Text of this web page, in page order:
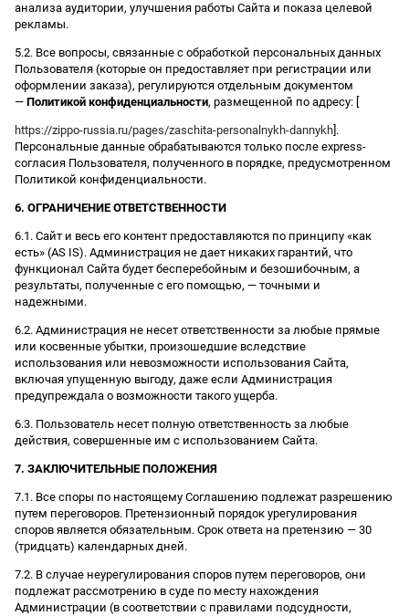
анализа аудитории, улучшения работы Сайта и показа целевой
рекламы.
5.2. Все вопросы, связанные с обработкой персональных данных
Пользователя (которые он предоставляет при регистрации или
оформлении заказа), регулируются отдельным документом
— Политикой конфиденциальности, размещенной по адресу: [
https://zippo-russia.ru/pages/zaschita-personalnykh-dannykh ].
Персональные данные обрабатываются только после express-
согласия Пользователя, полученного в порядке, предусмотренном
Политикой конфиденциальности.
6. ОГРАНИЧЕНИЕ ОТВЕТСТВЕННОСТИ
6.1. Сайт и весь его контент предоставляются по принципу «как
есть» (AS IS). Администрация не дает никаких гарантий, что
функционал Сайта будет бесперебойным и безошибочным, а
результаты, полученные с его помощью, — точными и
надежными.
6.2. Администрация не несет ответственности за любые прямые
или косвенные убытки, произошедшие вследствие
использования или невозможности использования Сайта,
включая упущенную выгоду, даже если Администрация
предупреждала о возможности такого ущерба.
6.3. Пользователь несет полную ответственность за любые
действия, совершенные им с использованием Сайта.
7. ЗАКЛЮЧИТЕЛЬНЫЕ ПОЛОЖЕНИЯ
7.1. Все споры по настоящему Соглашению подлежат разрешению
путем переговоров. Претензионный порядок урегулирования
споров является обязательным. Срок ответа на претензию — 30
(тридцать) календарных дней.
7.2. В случае неурегулирования споров путем переговоров, они
подлежат рассмотрению в суде по месту нахождения
Администрации (в соответствии с правилами подсудности,